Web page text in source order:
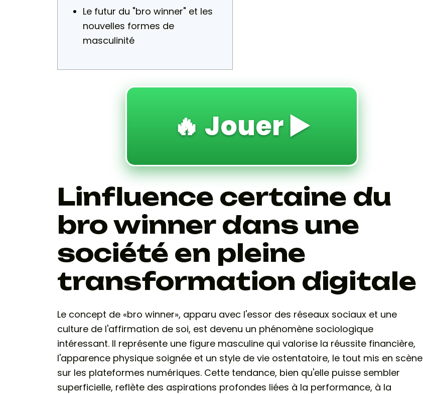
Le futur du "bro winner" et les
nouvelles formes de
masculinité
🔥 Jouer ▶️
Linfluence certaine du
bro winner dans une
société en pleine
transformation digitale
Le concept de «bro winner», apparu avec l'essor des réseaux sociaux et une
culture de l'affirmation de soi, est devenu un phénomène sociologique
intéressant. Il représente une figure masculine qui valorise la réussite financière,
l'apparence physique soignée et un style de vie ostentatoire, le tout mis en scène
sur les plateformes numériques. Cette tendance, bien qu'elle puisse sembler
superficielle, reflète des aspirations profondes liées à la performance, à la